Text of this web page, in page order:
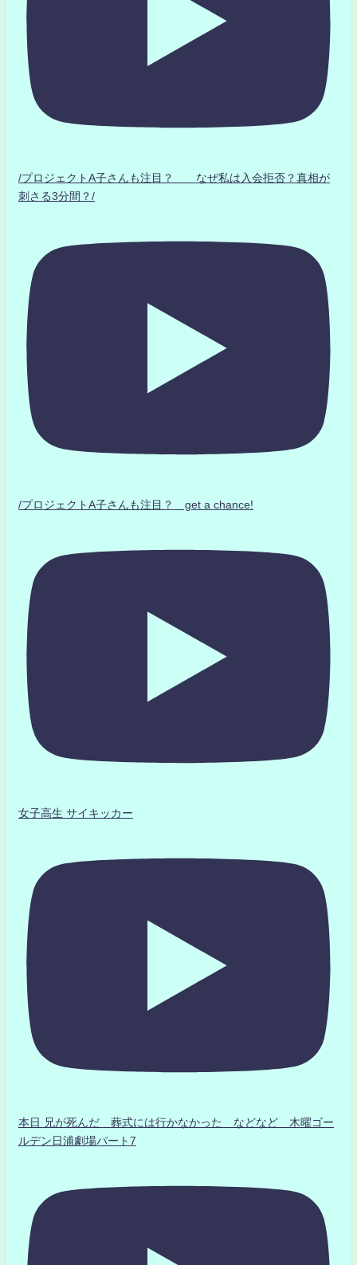
/プロジェクトA子さんも注目？ なぜ私は入会拒否？真相が
刺さる3分間？/
/プロジェクトA子さんも注目？ get a chance!
女子高生 サイキッカー
本日 兄が死んだ 葬式には行かなかった などなど 木曜ゴー
ルデン日浦劇場パート7